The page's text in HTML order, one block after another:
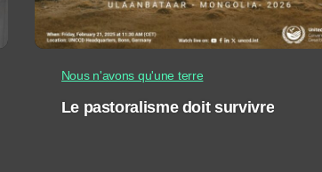
Nous n'avons qu'une terre
Le pastoralisme doit survivre